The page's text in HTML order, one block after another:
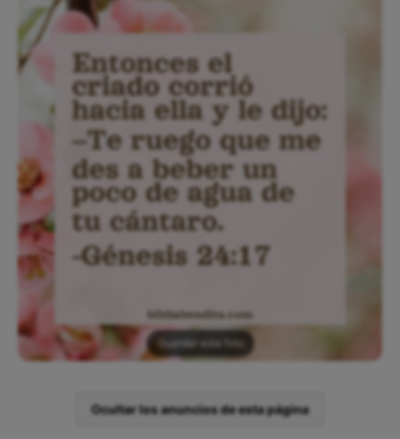
Guardar esta foto
Ocultar los anuncios de esta página